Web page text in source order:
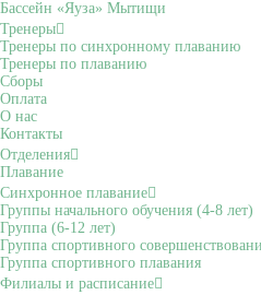
Бассейн «Яуза» Мытищи
Тренеры
Тренеры по синхронному плаванию
Тренеры по плаванию
Сборы
Оплата
О нас
Контакты
Отделения
Плавание
Синхронное плавание
Группы начального обучения (4-8 лет)
Группа (6-12 лет)
Группа спортивного
Группа спортивного плавания
Филиалы и расписание